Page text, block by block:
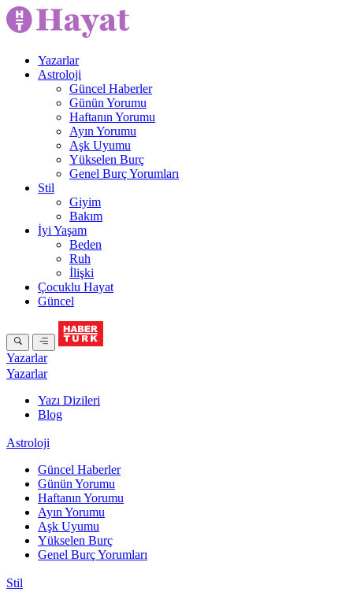
Yazarlar
Astroloji
Güncel Haberler
Günün Yorumu
Haftanın Yorumu
Ayın Yorumu
Aşk Uyumu
Yükselen Burç
Genel Burç Yorumları
Stil
Giyim
Bakım
İyi Yaşam
Beden
Ruh
İlişki
Çocuklu Hayat
Güncel
Yazarlar
Yazarlar
Yazı Dizileri
Blog
Astroloji
Güncel Haberler
Günün Yorumu
Haftanın Yorumu
Ayın Yorumu
Aşk Uyumu
Yükselen Burç
Genel Burç Yorumları
Stil